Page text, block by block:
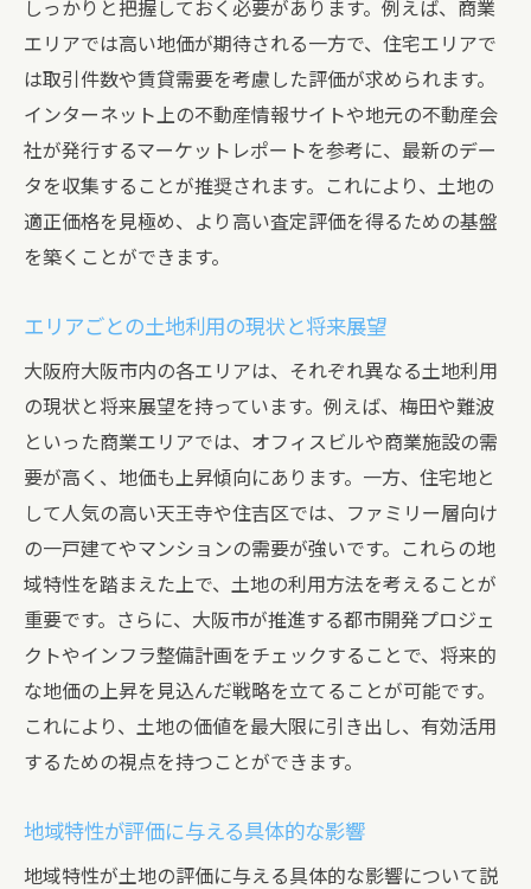
しっかりと把握しておく必要があります。例えば、商業
エリアでは高い地価が期待される一方で、住宅エリアで
は取引件数や賃貸需要を考慮した評価が求められます。
インターネット上の不動産情報サイトや地元の不動産会
社が発行するマーケットレポートを参考に、最新のデー
タを収集することが推奨されます。これにより、土地の
適正価格を見極め、より高い査定評価を得るための基盤
を築くことができます。
エリアごとの土地利用の現状と将来展望
大阪府大阪市内の各エリアは、それぞれ異なる土地利用
の現状と将来展望を持っています。例えば、梅田や難波
といった商業エリアでは、オフィスビルや商業施設の需
要が高く、地価も上昇傾向にあります。一方、住宅地と
して人気の高い天王寺や住吉区では、ファミリー層向け
の一戸建てやマンションの需要が強いです。これらの地
域特性を踏まえた上で、土地の利用方法を考えることが
重要です。さらに、大阪市が推進する都市開発プロジェ
クトやインフラ整備計画をチェックすることで、将来的
な地価の上昇を見込んだ戦略を立てることが可能です。
これにより、土地の価値を最大限に引き出し、有効活用
するための視点を持つことができます。
地域特性が評価に与える具体的な影響
地域特性が土地の評価に与える具体的な影響について説